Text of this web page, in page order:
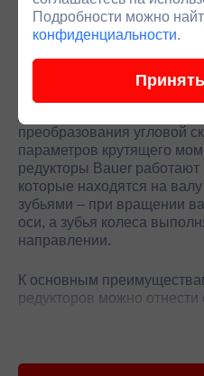
Даже при минимальном
редуктора Bauer
полых валов,
угловую скорость и
Применение такого
актуально для нужд
преобразования угловой
параметров крутящего
редукторы Bauer работают
которые находятся на
зубьями – при вращении
оси, а зубья колеса
направлении.
К основным
редукторов можно
при работе.
Подробности можно
конфиденциальности.